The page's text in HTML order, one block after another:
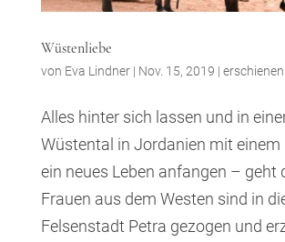
Wüstenliebe
von Eva Lindner| Nov. 15, 2019 |
Alles hinter sich lassen und in
Wüstental in Jordanien mit einem
ein neues Leben anfangen – geht
Frauen aus dem Westen sind in
Felsenstadt Petra gezogen und